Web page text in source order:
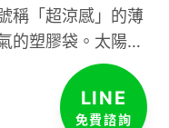
這就是為什麼一件
說不只是選配，而
深入分析如何挑選
稱「超涼感」的薄
的塑膠袋。太陽確
張。這種尷尬處
好的騎車防曬外套
顧UPF防曬係數、
LINE
免費諮詢